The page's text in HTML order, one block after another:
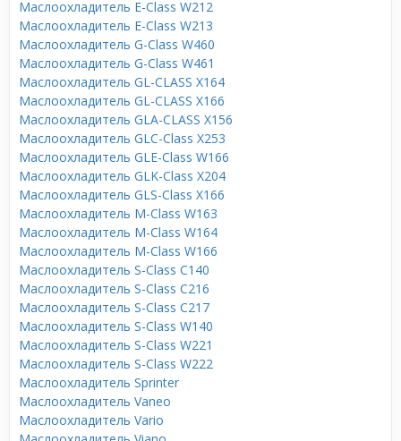
Маслоохладитель E-Class W212
Маслоохладитель E-Class W213
Маслоохладитель G-Class W460
Маслоохладитель G-Class W461
Маслоохладитель GL-CLASS X164
Маслоохладитель GL-CLASS X166
Маслоохладитель GLA-CLASS X156
Маслоохладитель GLC-Class X253
Маслоохладитель GLE-Class W166
Маслоохладитель GLK-Class X204
Маслоохладитель GLS-Class X166
Маслоохладитель M-Class W163
Маслоохладитель M-Class W164
Маслоохладитель M-Class W166
Маслоохладитель S-Class C140
Маслоохладитель S-Class C216
Маслоохладитель S-Class C217
Маслоохладитель S-Class W140
Маслоохладитель S-Class W221
Маслоохладитель S-Class W222
Маслоохладитель Sprinter
Маслоохладитель Vaneo
Маслоохладитель Vario